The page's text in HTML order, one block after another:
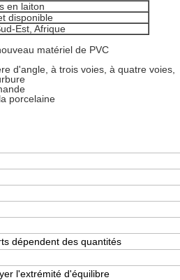
en laiton
disponible
Est, Afrique
matériel de PVC
d'angle, à trois voies, à quatre voies,
porcelaine
dépendent des quantités
l'extrémité d'équilibre